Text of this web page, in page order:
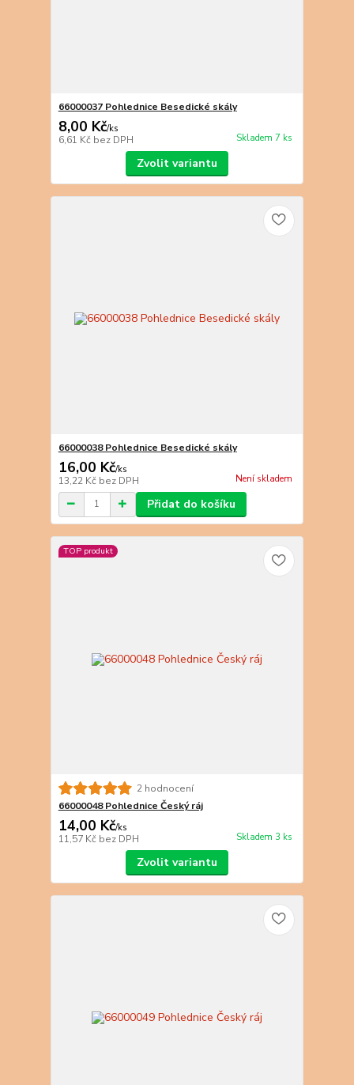
66000037 Pohlednice Besedické skály
8,00 Kč/ks
6,61 Kč bez DPH Skladem 7 ks
Zvolit variantu
66000038 Pohlednice Besedické skály
16,00 Kč/ks
13,22 Kč bez DPH Není skladem
Přidat do košíku
TOP produkt
2 hodnocení
66000048 Pohlednice Český ráj
14,00 Kč/ks
11,57 Kč bez DPH Skladem 3 ks
Zvolit variantu